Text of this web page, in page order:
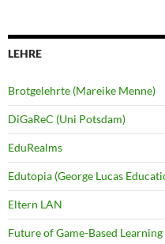
LEHRE
Brotgelehrte (Mareike Menne)
DiGaReC (Uni Potsdam)
EduRealms
Edutopia (George Lucas
Eltern LAN
Future of Game-Based